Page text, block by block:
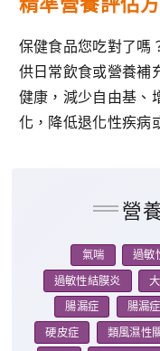
保健食品您吃對了嗎
供日常飲食或營養補
健康，減少自由基、
化，降低退化性疾病
營
氣喘 過敏
過敏性結膜炎
腸漏症 腸漏
硬皮症 類風濕性